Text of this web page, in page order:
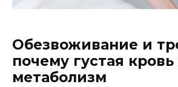
Обезвоживание и
почему густая
метаболизм